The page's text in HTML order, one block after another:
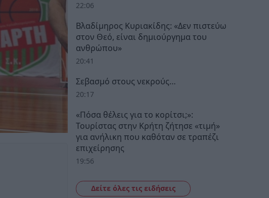
22:06
Βλαδίμηρος Κυριακίδης: «Δεν πιστεύω
στον Θεό, είναι δημιούργημα του
ανθρώπου»
20:41
Σεβασμό στους νεκρούς…
20:17
«Πόσα θέλεις για το κορίτσι;»:
Τουρίστας στην Κρήτη ζήτησε «τιμή»
για ανήλικη που καθόταν σε τραπέζι
επιχείρησης
19:56
Δείτε όλες τις ειδήσεις